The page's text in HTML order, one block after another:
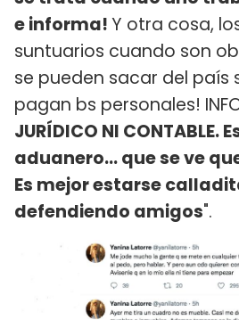
e informa!Y otra cosa,
suntuarios cuando son
se pueden sacar del país
pagan bs personales!
JURÍDICO NI CONTABLE.
aduanero… que se ve
Es mejor estarse
defendiendo amigos".